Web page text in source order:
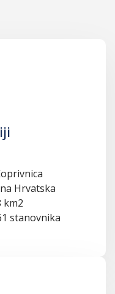
Hrvatska
km2
stanovnika